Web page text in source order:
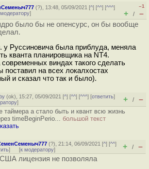
(?), 13:48, 05/09/2021 [^] [^^] [^^^]
]
–1
+ / –
было бы не опенсурс, он бы вообще
у Руссиновича была приблуда, меняла
кванта планировщика на NT4.
виндах такого сделать
поставил на всех локалхостах
и сказал что так и было).
(ok), 15:27, 05/09/2021 [^] [^^] [^^^] [ответить]
] + / –
таймера а стало быть и квант всю жизнь
timeBeginPerio... большой текст
(?), 21:14, 06/09/2021 [^] [^^]
] [к модератору] + / –
лицензия не позволяла